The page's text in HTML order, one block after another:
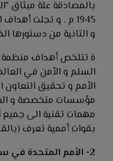
1945 م . و تجلت
و الثانية من دستورها الذي
ة تتلخص أهداف منظمة
السلم و الأمن في
الأمم و تحقيق
مؤسسات متخصصة و
مهمات تقنية الى جميع
بقوات أممية تعرف
2- الأمم المتحدة في سنواتها الأولى :